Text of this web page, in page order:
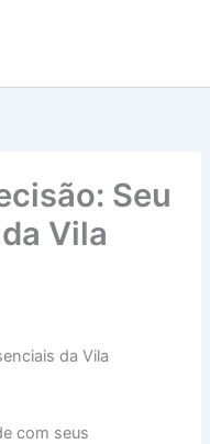
Seu
Vila
da Vila
com seus